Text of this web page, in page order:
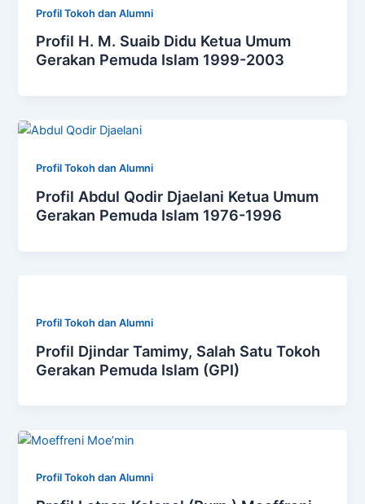
Profil Tokoh dan Alumni
Profil H. M. Suaib Didu Ketua Umum
Gerakan Pemuda Islam 1999-2003
Profil Tokoh dan Alumni
Profil Abdul Qodir Djaelani Ketua Umum
Gerakan Pemuda Islam 1976-1996
Profil Tokoh dan Alumni
Profil Djindar Tamimy, Salah Satu Tokoh
Gerakan Pemuda Islam (GPI)
Profil Tokoh dan Alumni